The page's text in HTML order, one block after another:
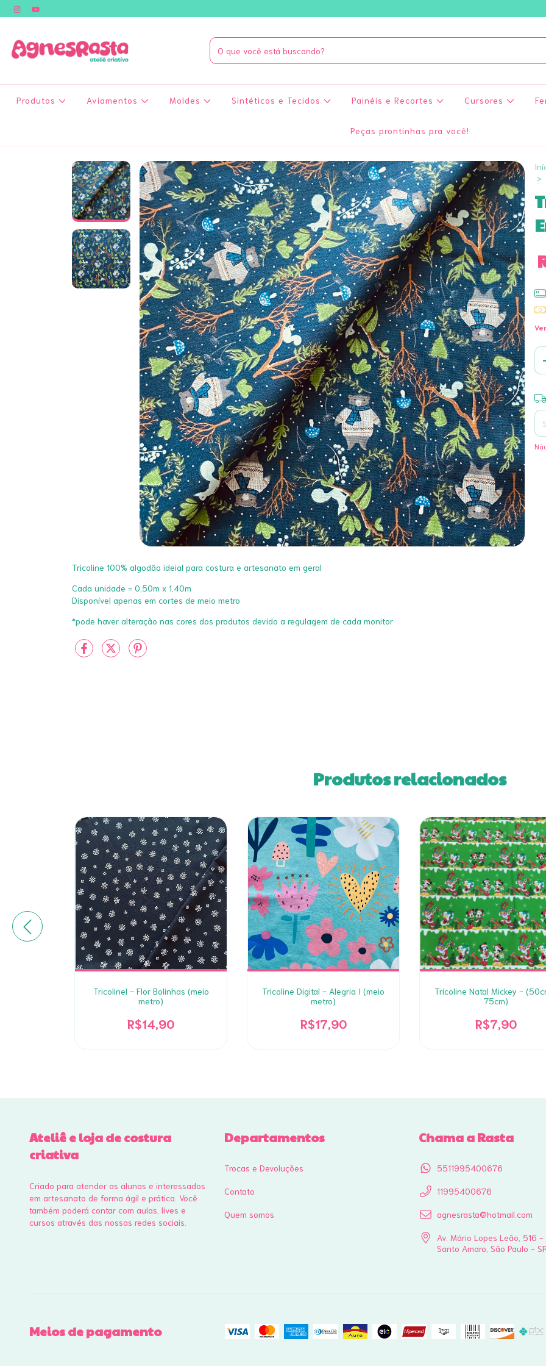
Produtos Aviamentos Moldes Sintéticos e Tecidos Painéis e Recortes Cursores
Peças prontinhas pra você!
Tricoline 100% algodão ideial para costura e artesanato em geral
Cada unidade = 0,50m x 1,40m
Disponível apenas em cortes de meio metro
*pode haver alteração nas cores dos produtos devido a regulagem de cada monitor
>
Produtos relacionados
Tricolinel - Flor Bolinhas (meio
metro)
R$14,90
Tricoline Digital - Alegria I (meio
metro)
R$17,90
Tricoline Natal Mickey -
75cm)
R$7,90
Ateliê e loja de costura
criativa
Criado para atender as alunas e interessados
em artesanato de forma ágil e prática. Você
também poderá contar com aulas, lives e
cursos através das nossas redes sociais.
Departamentos
Trocas e Devoluções
Contato
Quem somos
Chama a Rasta
5511995400676
11995400676
agnesrasta@hotmail.com
Av. Mário Lopes Leão, 516
Santo Amaro, São Paulo - SP
Meios de pagamento